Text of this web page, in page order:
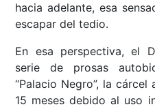
hacia adelante, esa
escapar del tedio.
En esa perspectiva, el
serie de prosas
“Palacio Negro”, la
15 meses debido al uso